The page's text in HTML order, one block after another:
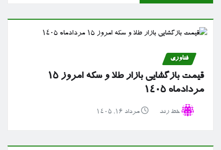
فناوری
قیمت بازگشایی بازار طلا و سکه امروز ۱۵
مردادماه ۱۴۰۵
خط رند مرداد ۱۶, ۱۴۰۵